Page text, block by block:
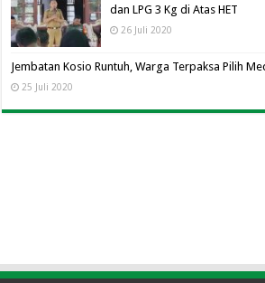
dan LPG 3 Kg di Atas HET
26 Juli 2020
Jembatan Kosio Runtuh, Warga Terpaksa Pilih
25 Juli 2020